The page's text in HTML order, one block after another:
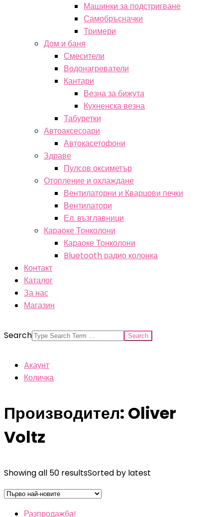
Машинки за подстригване
Самобръсначки
Тримери
Дом и баня
Смесители
Водонагреватели
Кантари
Везна за бижута
Кухненска везна
Табуретки
Автоаксесоари
Автокасетофони
Здраве
Пулсов оксиметър
Отопление и охлаждане
Вентилаторни и Кварцови печки
Вентилатори
Ел. възглавници
Караоке Тонколони
Караоке Тонколони
Bluetooth радио колонка
Контакт
Каталог
За нас
Магазин
Search
Aкаунт
Количка
Производител: Oliver
Voltz
Showing all 50 resultsSorted by latest
Разпродажба!